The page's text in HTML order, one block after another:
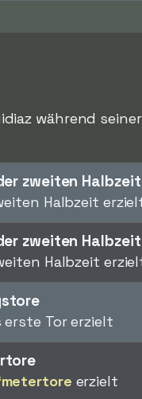
während
zweiten Halbzeit
Halbzeit
zweiten Halbzeit
Halbzeit
erste Tor erzielt
erzielt